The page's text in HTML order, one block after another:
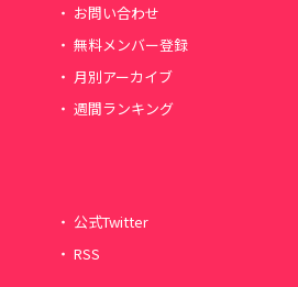
お問い合わせ
無料メンバー登録
月別アーカイブ
週間ランキング
公式Twitter
RSS